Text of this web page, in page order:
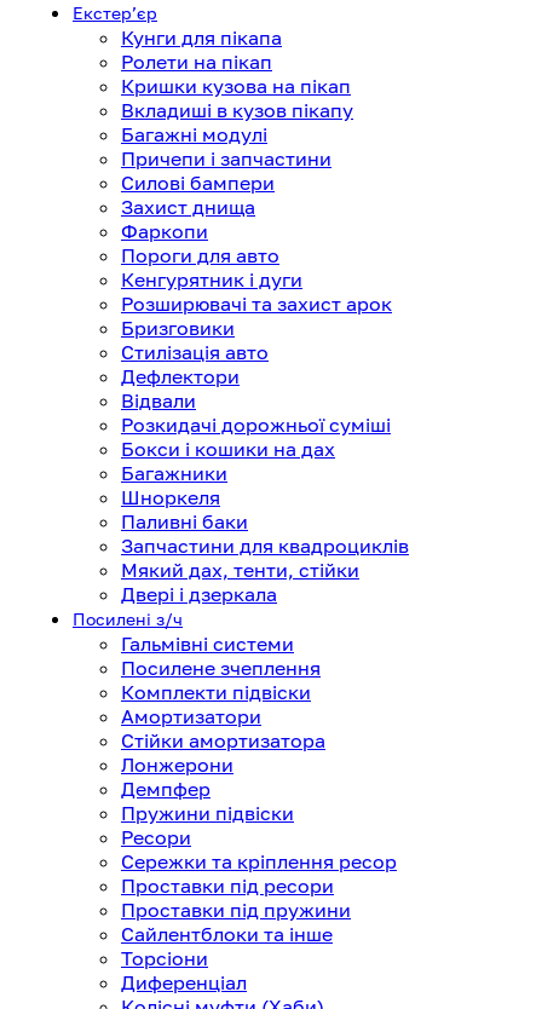
Екстерʼєр
Кунги для пікапа
Ролети на пікап
Кришки кузова на пікап
Вкладиші в кузов пікапу
Багажні модулі
Причепи і запчастини
Силові бампери
Захист днища
Фаркопи
Пороги для авто
Кенгурятник і дуги
Розширювачі та захист арок
Бризговики
Стилізація авто
Дефлектори
Відвали
Розкидачі дорожньої суміші
Бокси і кошики на дах
Багажники
Шноркеля
Паливні баки
Запчастини для квадроциклів
Мякий дах, тенти, стійки
Двері і дзеркала
Посилені з/ч
Гальмівні системи
Посилене зчеплення
Комплекти підвіски
Амортизатори
Стійки амортизатора
Лонжерони
Демпфер
Пружини підвіски
Ресори
Сережки та кріплення ресор
Проставки під ресори
Проставки під пружини
Сайлентблоки та інше
Торсіони
Диференціал